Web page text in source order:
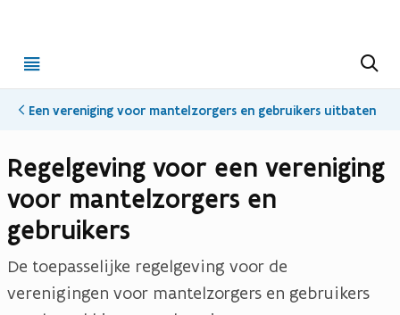
menu
Een vereniging voor mantelzorgers en gebruikers uitbaten
Regelgeving voor een vereniging
voor mantelzorgers en
gebruikers
De toepasselijke regelgeving voor de
verenigingen voor mantelzorgers en gebruikers